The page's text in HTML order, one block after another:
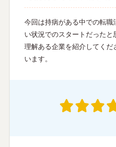
今回は持病がある中での転職
い状況でのスタートだったと
理解ある企業を紹介してくだ
います。